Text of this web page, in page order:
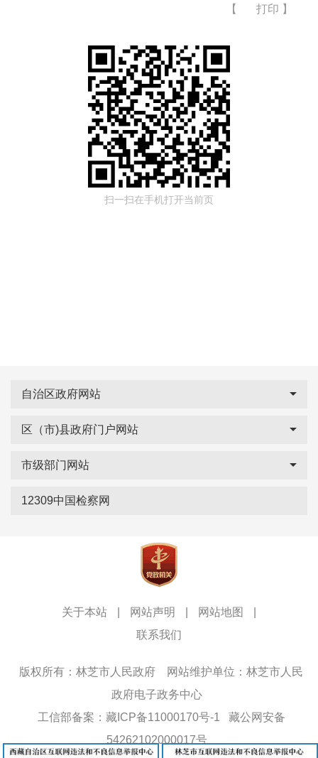
【 打印 】
扫一扫在手机打开当前页
自治区政府网站
区（市)县政府门户网站
市级部门网站
12309中国检察网
关于本站 网站声明 网站地图
联系我们
版权所有：林芝市人民政府
网站维护单位：林芝市人民
政府电子政务中心
工信部备案：藏ICP备11000170号-1
藏公网安备
54262102000017号